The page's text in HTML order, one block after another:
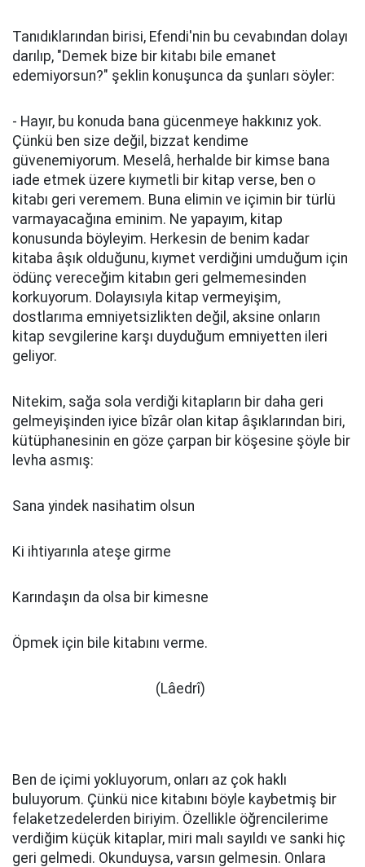
Tanıdıklarından birisi, Efendi'nin bu cevabından dolayı
darılıp, "Demek bize bir kitabı bile emanet
edemiyorsun?" şeklin konuşunca da şunları söyler:
- Hayır, bu konuda bana gücenmeye hakkınız yok.
Çünkü ben size değil, bizzat kendime
güvenemiyorum. Meselâ, herhalde bir kimse bana
iade etmek üzere kıymetli bir kitap verse, ben o
kitabı geri veremem. Buna elimin ve içimin bir türlü
varmayacağına eminim. Ne yapayım, kitap
konusunda böyleyim. Herkesin de benim kadar
kitaba âşık olduğunu, kıymet verdiğini umduğum için
ödünç vereceğim kitabın geri gelmemesinden
korkuyorum. Dolayısıyla kitap vermeyişim,
dostlarıma emniyetsizlikten değil, aksine onların
kitap sevgilerine karşı duyduğum emniyetten ileri
geliyor.
Nitekim, sağa sola verdiği kitapların bir daha geri
gelmeyişinden iyice bîzâr olan kitap âşıklarından biri,
kütüphanesinin en göze çarpan bir köşesine şöyle bir
levha asmış:
Sana yindek nasihatim olsun
Ki ihtiyarınla ateşe girme
Karındaşın da olsa bir kimesne
Öpmek için bile kitabını verme.
(Lâedrî)
Ben de içimi yokluyorum, onları az çok haklı
buluyorum. Çünkü nice kitabını böyle kaybetmiş bir
felaketzedelerden biriyim. Özellikle öğrencilerime
verdiğim küçük kitaplar, miri malı sayıldı ve sanki hiç
geri gelmedi. Okunduysa, varsın gelmesin. Onlara